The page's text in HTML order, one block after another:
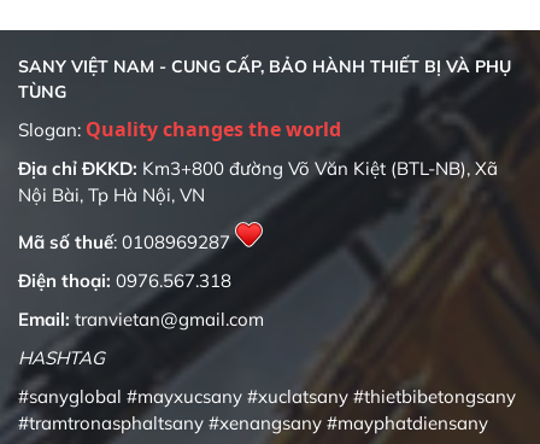
SANY VIỆT NAM - CUNG CẤP, BẢO HÀNH THIẾT BỊ VÀ PHỤ
TÙNG
Slogan: Quality changes the world
Địa chỉ ĐKKD: Km3+800 đường Võ Văn Kiệt (BTL-NB), Xã
Nội Bài, Tp Hà Nội, VN
Mã số thuế: 0108969287
Điện thoại: 0976.567.318
Email: tranvietan@gmail.com
HASHTAG
#sanyglobal #mayxucsany #xuclatsany #thietbibetongsany
#tramtronasphaltsany #xenangsany #mayphatdiensany